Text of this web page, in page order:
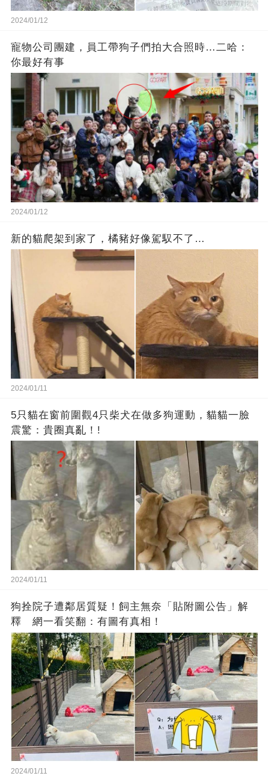
2024/01/12
寵物公司團建，員工帶狗子們拍大合照時…二哈：
你最好有事
2024/01/12
新的貓爬架到家了，橘豬好像駕馭不了…
2024/01/11
5只貓在窗前圍觀4只柴犬在做多狗運動，貓貓一臉
震驚：貴圈真亂！!
2024/01/11
狗拴院子遭鄰居質疑！飼主無奈「貼附圖公告」解
釋 網一看笑翻：有圖有真相！
2024/01/11